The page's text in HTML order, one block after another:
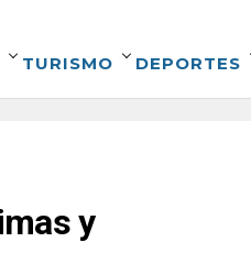
TURISMO DEPORTES
y